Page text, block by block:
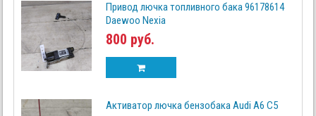
Привод лючка топливного бака 96178614
Daewoo Nexia
800 руб.
Активатор лючка бензобака Audi A6 C5